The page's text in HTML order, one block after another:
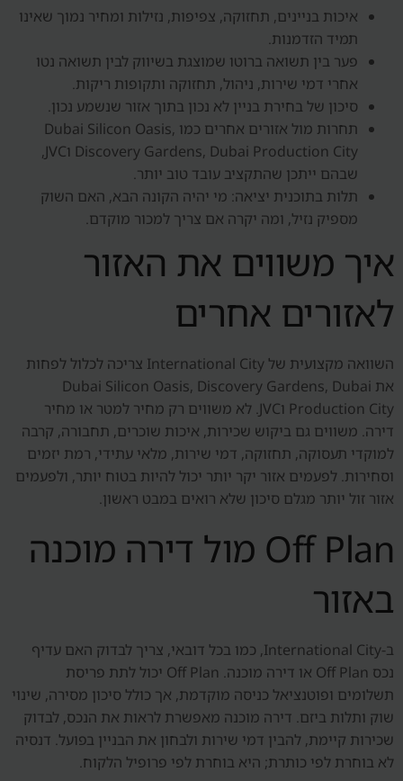
איכות בניינים, תחזוקה, צפיפות, נזילות ומחיר נמוך שאינו
תמיד הזדמנות.
פער בין תשואה ברוטו שמוצגת בשיווק לבין תשואה נטו
אחרי דמי שירות, ניהול, תחזוקה ותקופות ריקות.
סיכון של בחירת בניין לא נכון בתוך אזור שנשמע נכון.
תחרות מול אזורים אחרים כמו Dubai Silicon Oasis,
Discovery Gardens, Dubai Production City וJVC,
שבהם ייתכן שהתקציב עובד טוב יותר.
תלות בתוכנית יציאה: מי יהיה הקונה הבא, האם השוק
מספיק נזיל, ומה יקרה אם צריך למכור מוקדם.
איך משווים את האזור
לאזורים אחרים
השוואה מקצועית של International City צריכה לכלול לפחות
את Dubai Silicon Oasis, Discovery Gardens, Dubai
Production City וJVC. לא משווים רק מחיר למטר או מחיר
דירה. משווים גם ביקוש שכירות, איכות שוכרים, תחבורה, קרבה
למוקדי תעסוקה, תחזוקה, דמי שירות, מלאי עתידי, רמת יזמים
וסחירות. לפעמים אזור יקר יותר יכול להיות בטוח יותר, ולפעמים
אזור זול יותר מגלם סיכון שלא רואים במבט ראשון.
Off Plan מול דירה מוכנה
באזור
ב-International City, כמו בכל דובאי, צריך לבדוק האם עדיף
נכס Off Plan או דירה מוכנה. Off Plan יכול לתת פריסת
תשלומים ופוטנציאל כניסה מוקדמת, אך כולל סיכון מסירה, שינוי
שוק ותלות ביזם. דירה מוכנה מאפשרת לראות את הנכס, לבדוק
שכירות קיימת, להבין דמי שירות ולבחון את הבניין בפועל. דנסיה
לא בוחרת לפי כותרת; היא בוחרת לפי פרופיל הלקוח.